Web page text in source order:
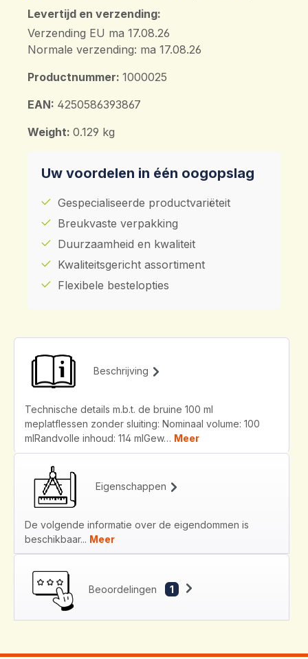
Levertijd en verzending:
Verzending EU ma 17.08.26
Normale verzending: ma 17.08.26
Productnummer: 1000025
EAN: 4250586393867
Weight: 0.129 kg
Uw voordelen in één oogopslag
Gespecialiseerde productvariëteit
Breukvaste verpakking
Duurzaamheid en kwaliteit
Kwaliteitsgericht assortiment
Flexibele bestelopties
Beschrijving
Technische details m.b.t. de bruine 100 ml
meplatflessen zonder sluiting: Nominaal volume: 100
mlRandvolle inhoud: 114 mlGew… Meer
Eigenschappen
De volgende informatie over de eigendommen is
beschikbaar... Meer
Beoordelingen 1